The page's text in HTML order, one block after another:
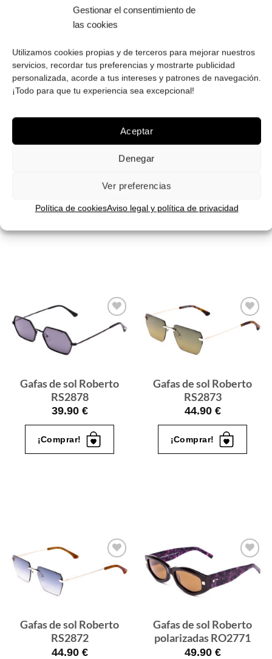
Gestionar el consentimiento de
las cookies
Utilizamos cookies propias y de terceros para mejorar nuestros
servicios, recordar tus preferencias y mostrarte publicidad
personalizada, acorde a tus intereses y patrones de navegación.
¡Todo para que tu experiencia sea excepcional!
Aceptar
Denegar
Ver preferencias
Política de cookiesAviso legal y política de privacidad
Gafas
de sol
Gafas de sol Roberto
Gafas
Gafas de sol Roberto
Gafas
de sol
Gafas de sol Roberto
RS2878
39.90 €
¡Comprar!
Gafas
Gafas de sol Roberto
RS2873
44.90 €
¡Comprar!
Gafas
de sol
Gafas de sol Roberto
RS2872
44.90 €
Gafas
de sol
Gafas de sol Roberto
polarizadas RO2771
49.90 €